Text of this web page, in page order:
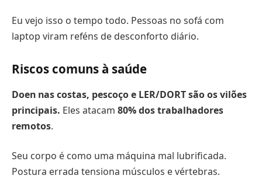
Eu vejo isso o tempo todo. Pessoas no sofá com
laptop viram reféns de desconforto diário.
Riscos comuns à saúde
Doen nas costas, pescoço e LER/DORT são os vilões
principais. Eles atacam 80% dos trabalhadores
remotos.
Seu corpo é como uma máquina mal lubrificada.
Postura errada tensiona músculos e vértebras.